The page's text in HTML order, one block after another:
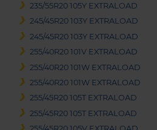
235/55R20 105Y EXTRALOAD
245/45R20 103Y EXTRALOAD
245/45R20 103Y EXTRALOAD
255/40R20 101V EXTRALOAD
255/40R20 101W EXTRALOAD
255/40R20 101W EXTRALOAD
255/45R20 105T EXTRALOAD
255/45R20 105T EXTRALOAD